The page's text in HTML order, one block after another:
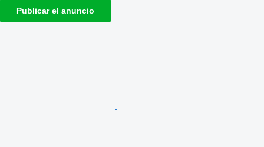
Publicar el anuncio